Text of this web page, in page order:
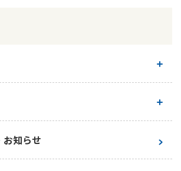
金・手術保険金のご請求
ください】企業経営でお悩みの方はこ
認
知らせ